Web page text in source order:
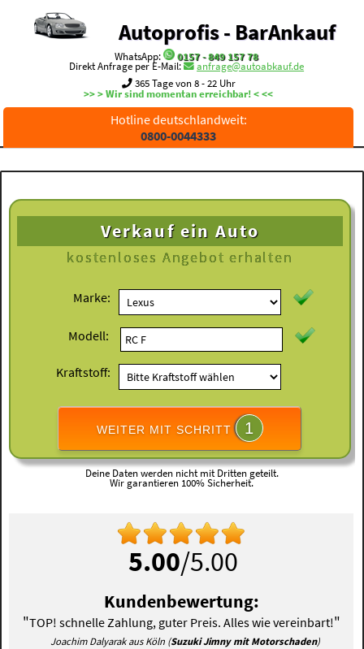
Autoprofis - BarAnkauf
WhatsApp:
0157 - 849 157 78
Direkt Anfrage per E-Mail:
anfrage@autoabkauf.de
365 Tage von 8 - 22 Uhr
>> > Wir sind momentan erreichbar! < <<
Hotline deutschlandweit:
0800-0044333
Verkauf ein Auto
kostenloses Angebot erhalten
Marke:
Modell:
Kraftstoff:
WEITER MIT SCHRITT 1
Deine Daten werden nicht mit Dritten geteilt.
Wir garantieren 100% Sicherheit.
5.00/5.00
Kundenbewertung:
"TOP! schnelle Zahlung, guter Preis. Alles wie vereinbart!"
Joachim Dalyarak aus Köln (Suzuki Jimny mit Motorschaden)